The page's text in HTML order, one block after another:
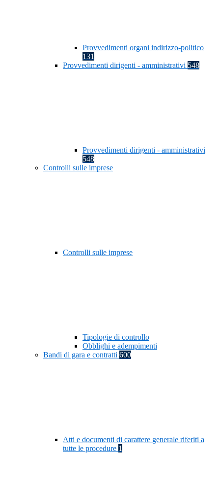
Provvedimenti organi indirizzo-politico
131
Provvedimenti dirigenti - amministrativi 548
Provvedimenti dirigenti - amministrativi
548
Controlli sulle imprese
Controlli sulle imprese
Tipologie di controllo
Obblighi e adempimenti
Bandi di gara e contratti 600
Atti e documenti di carattere generale riferiti a
tutte le procedure 1